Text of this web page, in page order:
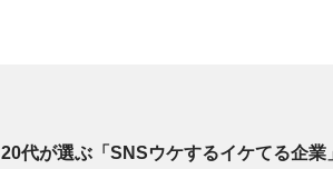
20代が選ぶ「SNSウケするイケてる企